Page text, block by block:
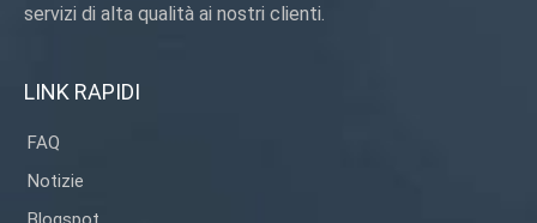
servizi di alta qualità ai nostri clienti.
LINK RAPIDI
FAQ
Notizie